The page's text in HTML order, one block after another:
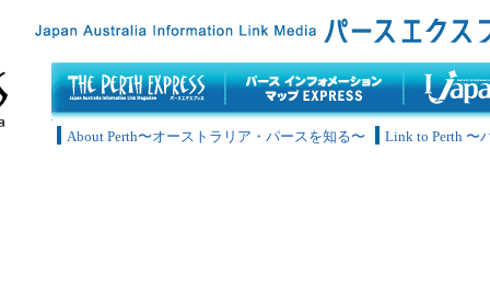
About Perth〜オーストラリア・パースを知る〜 Link to Perth 〜